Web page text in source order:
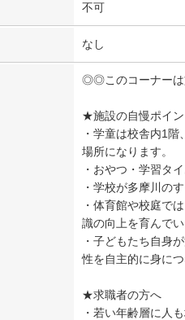
不可
なし
◎◎このコーナーは
★施設の自慢ポイン
・学童は校舎内1
場所になります。
・おやつ・学習タ
・学校が多摩川の
・体育館や校庭で
識の向上を育んでい
・子どもたち自身
性を自主的に身に
★求職者の方へ
・若い年齢層に人